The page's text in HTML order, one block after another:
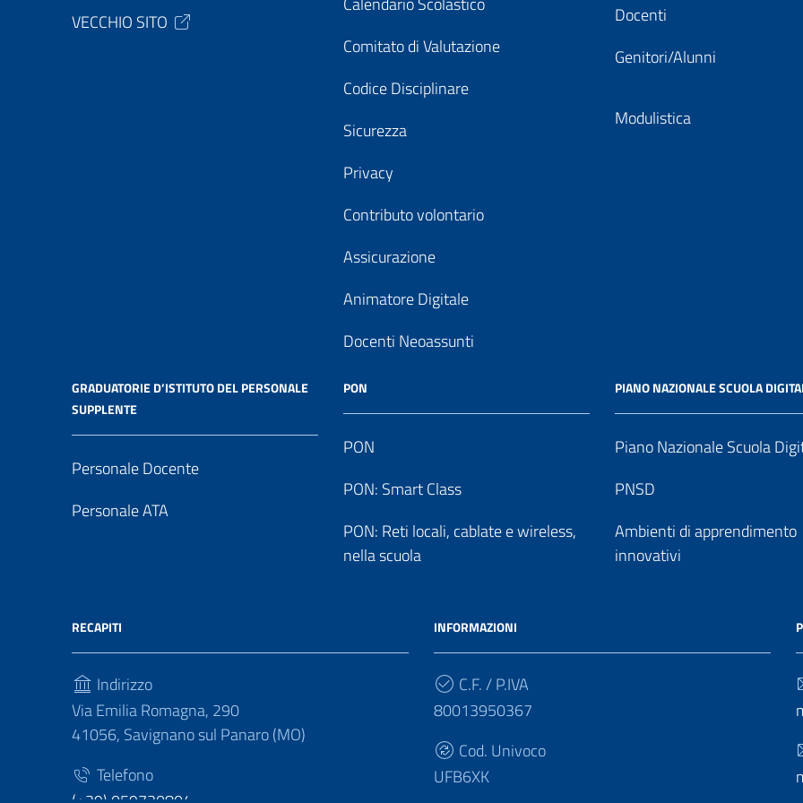
VECCHIO SITO
Comitato di Valutazione
Codice Disciplinare
Sicurezza
Privacy
Contributo volontario
Assicurazione
Animatore Digitale
Docenti Neoassunti
Docenti
Genitori/Alunni
Modulistica
GRADUATORIE D’ISTITUTO DEL PERSONALE
SUPPLENTE
Personale Docente
Personale ATA
PON
PON
PON: Smart Class
PON: Reti locali, cablate e wireless,
nella scuola
PIANO NAZIONALE SCUOLA
Piano Nazionale Scuola
PNSD
Ambienti di apprendimento
innovativi
RECAPITI
Indirizzo
Via Emilia Romagna, 290
41056, Savignano sul Panaro (MO)
Telefono
INFORMAZIONI
C.F. / P.IVA
80013950367
Cod. Univoco
UFB6XK